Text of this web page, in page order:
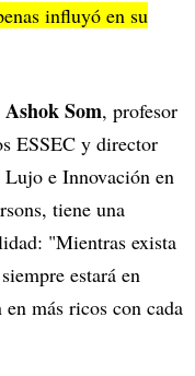
influyó en su
Ashok Som, profesor
ESSEC y director
e Innovación en
tiene una
"Mientras exista
estará en
más ricos con cada